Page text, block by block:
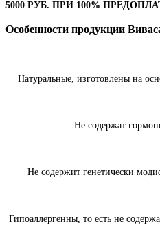
5000 РУБ. ПРИ 100%
Особенности продукции
Натуральные, изготовлены на
Не содержат
Не содержит генетически
Гипоаллергенны, то есть не